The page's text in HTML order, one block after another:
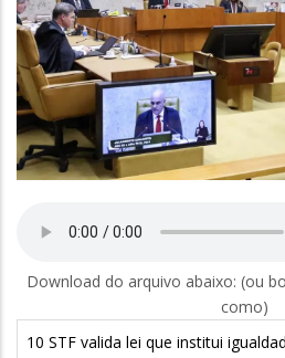
Download do arquivo abaixo: (ou
como)
10 STF valida lei que institui